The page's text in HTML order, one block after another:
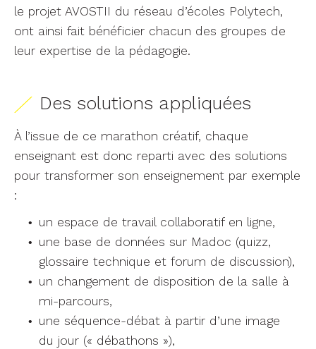
le projet AVOSTII du réseau d’écoles Polytech,
ont ainsi fait bénéficier chacun des groupes de
leur expertise de la pédagogie.
Des solutions appliquées
À l’issue de ce marathon créatif, chaque
enseignant est donc reparti avec des solutions
pour transformer son enseignement par exemple
:
un espace de travail collaboratif en ligne,
une base de données sur Madoc (quizz,
glossaire technique et forum de discussion),
un changement de disposition de la salle à
mi-parcours,
une séquence-débat à partir d’une image
du jour (« débathons »),